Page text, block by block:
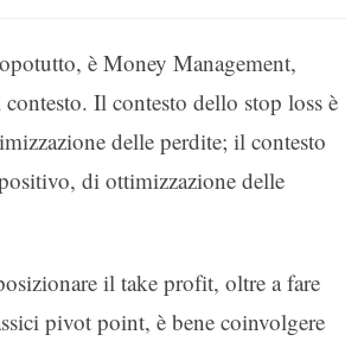
è Money Management,
Il contesto dello stop loss è
delle perdite; il contesto
di ottimizzazione delle
il take profit, oltre a fare
pivot point, è bene coinvolgere